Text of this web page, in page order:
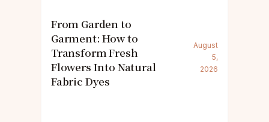
From Garden to
Garment: How to
Transform Fresh
Flowers Into Natural
Fabric Dyes
August
5,
2026